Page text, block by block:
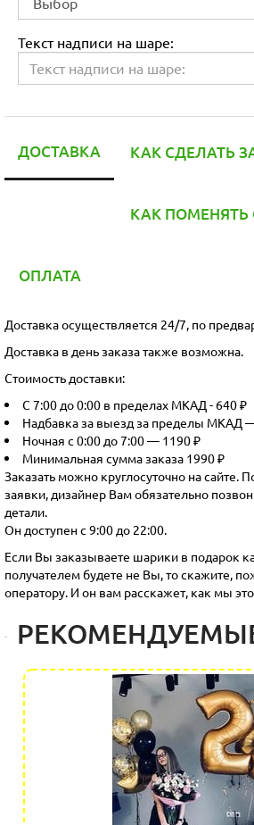
Текст надписи на шаре:
ДОСТАВКА КАК СДЕЛАТЬ
КАК ПОМЕНЯТЬ
ОПЛАТА
Доставка осуществляется 24/7, по
Доставка в день заказа также возможна.
Стоимость доставки:
С 7:00 до 0:00 в пределах МКАД - 640 ₽
Надбавка за выезд за пределы МКАД
Ночная с 0:00 до 7:00 — 1190 ₽
Минимальная сумма заказа 1990 ₽
Заказать можно круглосуточно на сайте.
заявки, дизайнер Вам обязательно
детали.
Он доступен с 9:00 до 22:00.
Если Вы заказываете шарики в подарок
получателем будете не Вы, то скажите,
оператору. И он вам расскажет, как мы